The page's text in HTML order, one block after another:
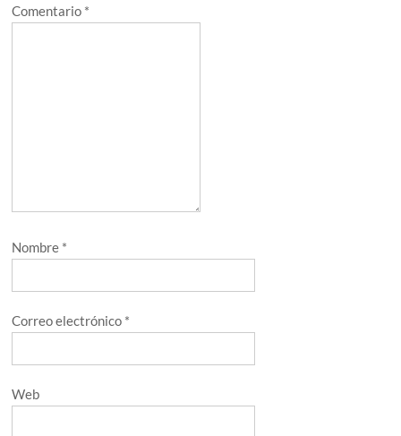
Comentario *
Nombre *
Correo electrónico *
Web